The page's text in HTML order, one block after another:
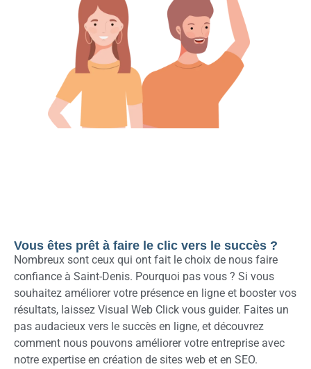
Vous êtes prêt à faire le clic vers le succès ?
Nombreux sont ceux qui ont fait le choix de nous faire
confiance à Saint-Denis. Pourquoi pas vous ? Si vous
souhaitez améliorer votre présence en ligne et booster vos
résultats, laissez Visual Web Click vous guider. Faites un
pas audacieux vers le succès en ligne, et découvrez
comment nous pouvons améliorer votre entreprise avec
notre expertise en création de sites web et en SEO.